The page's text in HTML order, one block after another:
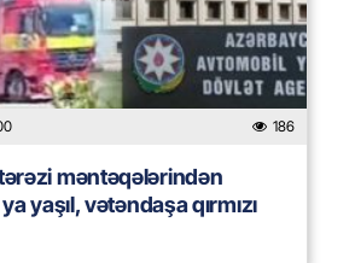
186
məntəqələrindən
yaşıl, vətəndaşa qırmızı